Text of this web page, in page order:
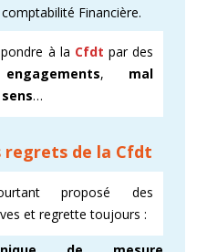
Financière.​
à la Cfdt par des
, mal
…
regrets de la Cfdt
proposé des
et regrette toujours :